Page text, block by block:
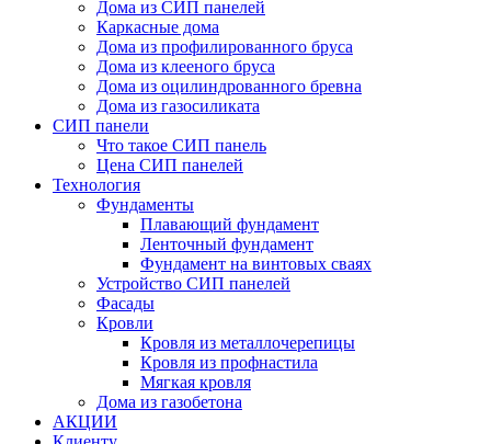
Дома из СИП панелей
Каркасные дома
Дома из профилированного бруса
Дома из клееного бруса
Дома из оцилиндрованного бревна
Дома из газосиликата
СИП панели
Что такое СИП панель
Цена СИП панелей
Технология
Фундаменты
Плавающий фундамент
Ленточный фундамент
Фундамент на винтовых сваях
Устройство СИП панелей
Фасады
Кровли
Кровля из металлочерепицы
Кровля из профнастила
Мягкая кровля
Дома из газобетона
АКЦИИ